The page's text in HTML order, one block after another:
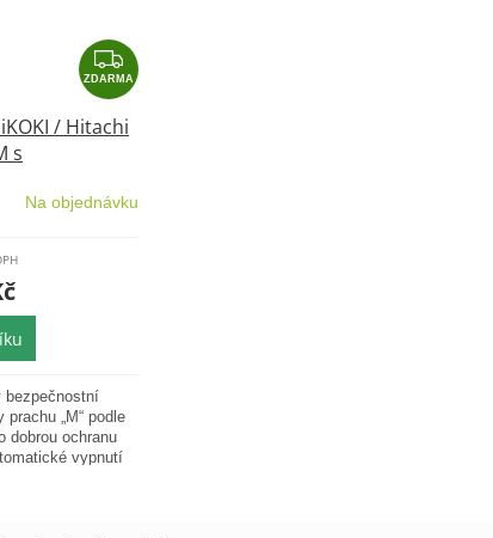
Z
D
A
R
A
ZDARMA
/ Hitachi
s
Na objednávku
bezpečnostní
„M“ podle
dobrou ochranu
vypnutí